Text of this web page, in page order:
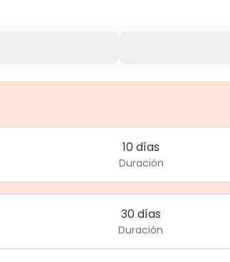
10 días
Duración
30 días
Duración